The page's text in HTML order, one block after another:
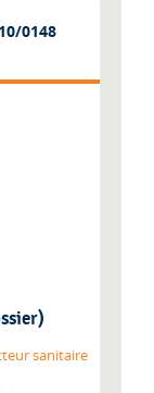
0148
sanitaire